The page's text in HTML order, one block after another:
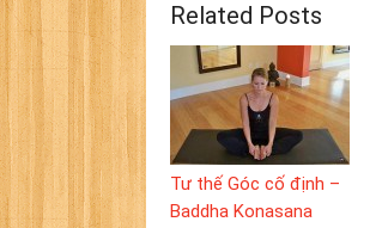
Related Posts
Tư thế Góc cố định –
Baddha Konasana